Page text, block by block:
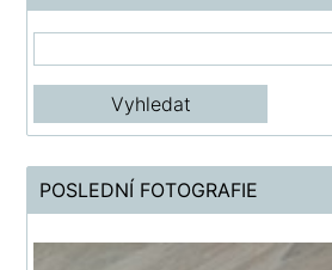
POSLEDNÍ FOTOGRAFIE